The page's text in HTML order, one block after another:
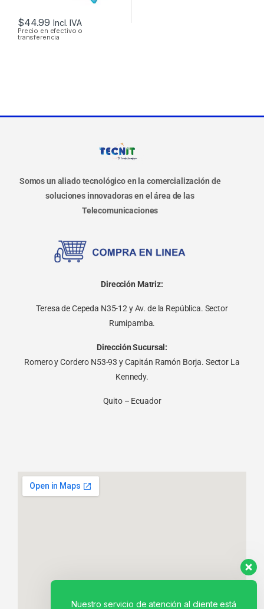
$44.99 Incl. IVA
Precio en efectivo o
transferencia
Somos un aliado tecnológico en la comercialización de
soluciones innovadoras en el área de las
Telecomunicaciones
Dirección Matriz:
Teresa de Cepeda N35-12 y Av. de la República. Sector
Rumipamba.
Dirección Sucursal:
Romero y Cordero N53-93 y Capitán Ramón Borja. Sector La
Kennedy.
Quito – Ecuador
Nuestro servicio de atención al cliente está